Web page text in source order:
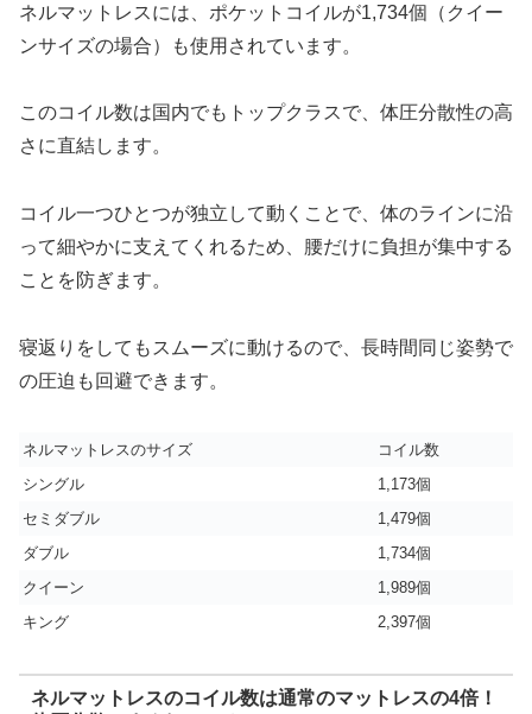
ネルマットレスには、ポケットコイルが1,734個（クイー
ンサイズの場合）も使用されています。
このコイル数は国内でもトップクラスで、体圧分散性の高
さに直結します。
コイル一つひとつが独立して動くことで、体のラインに沿
って細やかに支えてくれるため、腰だけに負担が集中する
ことを防ぎます。
寝返りをしてもスムーズに動けるので、長時間同じ姿勢で
の圧迫も回避できます。
ネルマットレスのサイズ
コイル数
シングル
1,173個
セミダブル
1,479個
ダブル
1,734個
クイーン
1,989個
キング
2,397個
ネルマットレスのコイル数は通常のマットレスの4倍！